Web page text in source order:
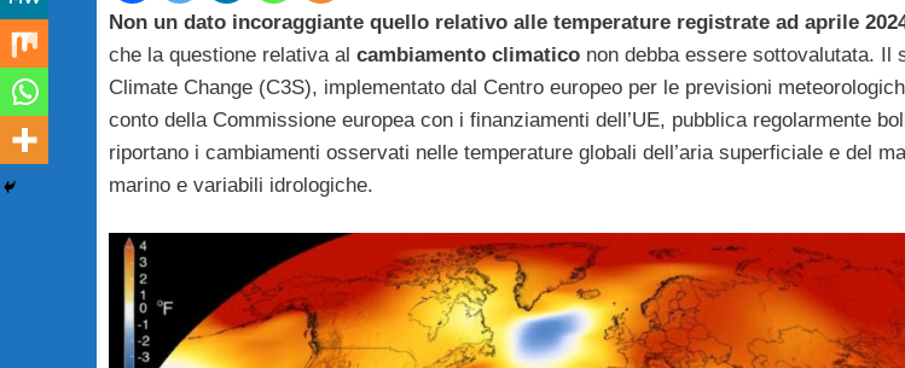
Non un dato incoraggiante quello relativo alle temperature registrate ad aprile
che la questione relativa al cambiamento climaticonon debba essere sottovalutata. Il
Climate Change (C3S), implementato dal Centro europeo per le previsioni
conto della Commissione europea con i finanziamenti dell’UE, pubblica regolarmente
riportano i cambiamenti osservati nelle temperature globali dell’aria superficiale e del
marino e variabili idrologiche.